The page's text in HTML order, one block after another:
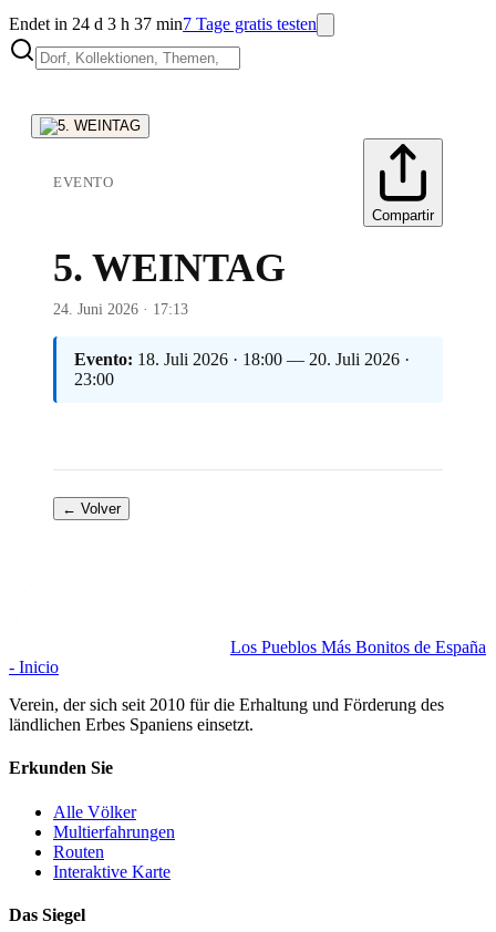
Endet in 24 d 3 h 37 min7 Tage gratis testen
EVENTO
Compartir
5. WEINTAG
24. Juni 2026 · 17:13
Evento: 18. Juli 2026 · 18:00 — 20. Juli 2026 ·
23:00
← Volver
Los Pueblos Más Bonitos de España
- Inicio
Verein, der sich seit 2010 für die Erhaltung und Förderung des
ländlichen Erbes Spaniens einsetzt.
Erkunden Sie
Alle Völker
Multierfahrungen
Routen
Interaktive Karte
Das Siegel